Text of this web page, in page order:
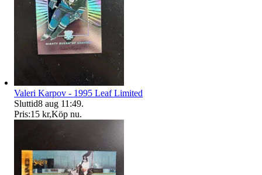
Valeri Karpov - 1995 Leaf Limited
Sluttid8 aug 11:49.
Pris:15 kr,Köp nu.